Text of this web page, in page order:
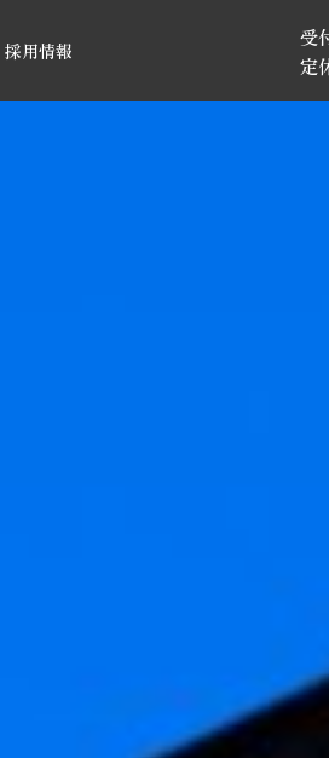
採用情報
受
定